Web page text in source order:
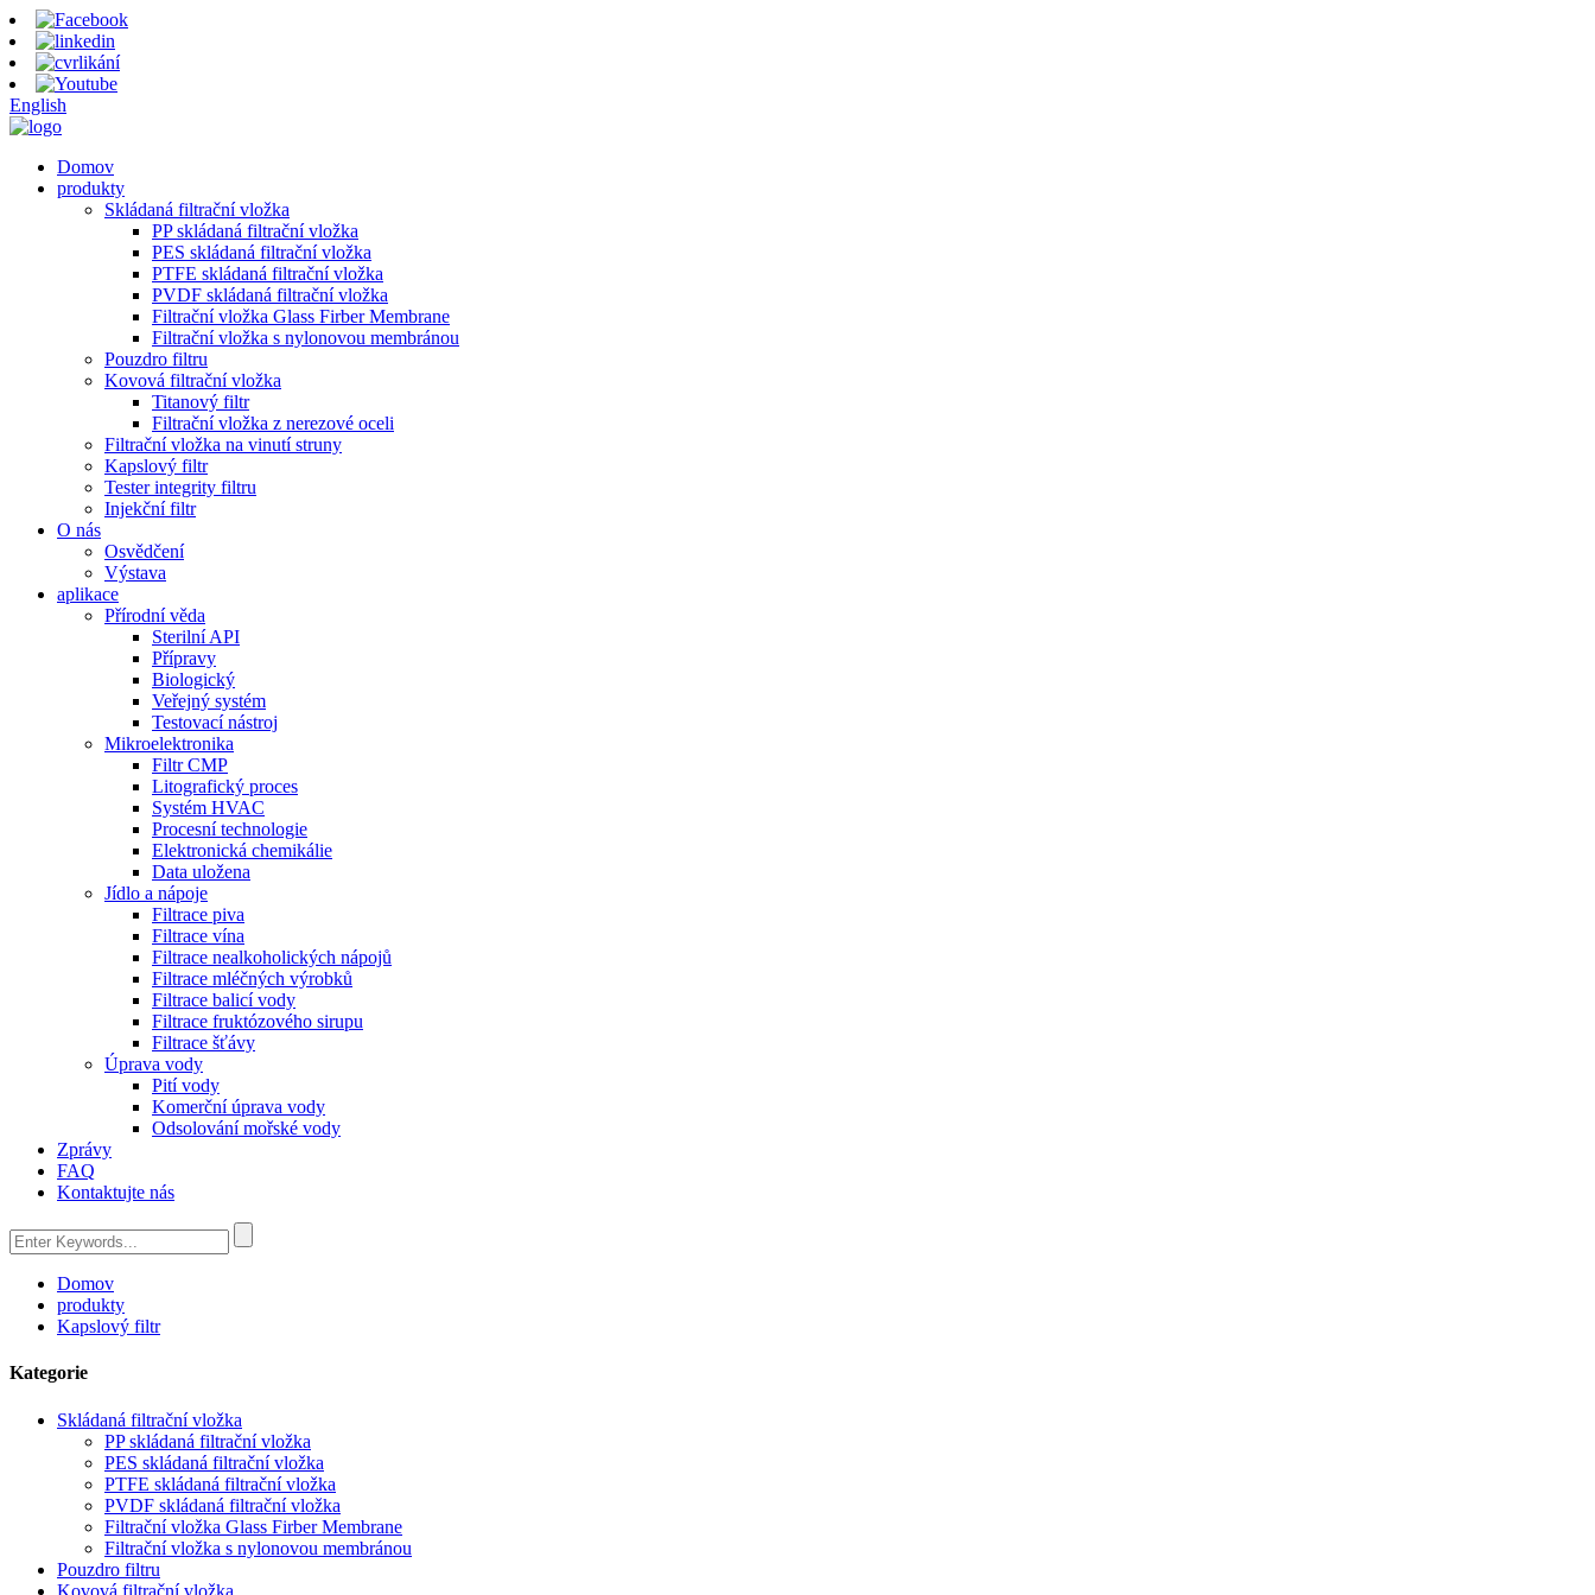
English
Domov
produkty
Skládaná filtrační vložka
PP skládaná filtrační vložka
PES skládaná filtrační vložka
PTFE skládaná filtrační vložka
PVDF skládaná filtrační vložka
Filtrační vložka Glass Firber Membrane
Filtrační vložka s nylonovou membránou
Pouzdro filtru
Kovová filtrační vložka
Titanový filtr
Filtrační vložka z nerezové oceli
Filtrační vložka na vinutí struny
Kapslový filtr
Tester integrity filtru
Injekční filtr
O nás
Osvědčení
Výstava
aplikace
Přírodní věda
Sterilní API
Přípravy
Biologický
Veřejný systém
Testovací nástroj
Mikroelektronika
Filtr CMP
Litografický proces
Systém HVAC
Procesní technologie
Elektronická chemikálie
Data uložena
Jídlo a nápoje
Filtrace piva
Filtrace vína
Filtrace nealkoholických nápojů
Filtrace mléčných výrobků
Filtrace balicí vody
Filtrace fruktózového sirupu
Filtrace šťávy
Úprava vody
Pití vody
Komerční úprava vody
Odsolování mořské vody
Zprávy
FAQ
Kontaktujte nás
Domov
produkty
Kapslový filtr
Kategorie
Skládaná filtrační vložka
PP skládaná filtrační vložka
PES skládaná filtrační vložka
PTFE skládaná filtrační vložka
PVDF skládaná filtrační vložka
Filtrační vložka Glass Firber Membrane
Filtrační vložka s nylonovou membránou
Pouzdro filtru
Kovová filtrační vložka